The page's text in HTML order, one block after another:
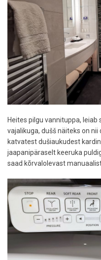
Heites pilgu vannituppa, leiab
vajalikuga, dušš näiteks on
katvatest dušiaukudest
jaapanipäraselt keeruka
saad kõrvalolevast